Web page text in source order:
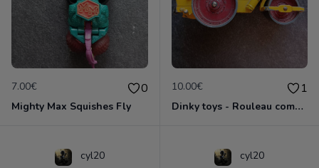
7.00€ 0
Mighty Max Squishes Fly
10.00€ 1
Dinky toys - Rouleau compresseur - Richier 90A
cyl20 cyl20